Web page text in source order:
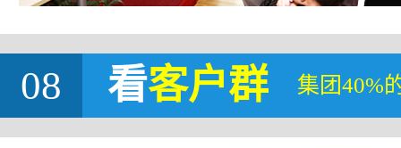
08 看客户群 集团40%